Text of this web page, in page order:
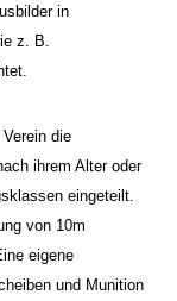
in
z. B.
die
ihrem Alter oder
eingeteilt.
von 10m
eigene
und Munition